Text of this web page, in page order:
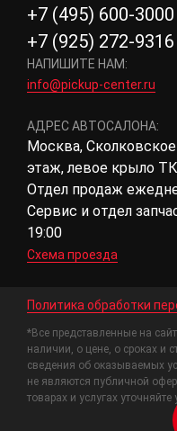
+7 (495) 600-3000
+7 (925) 272-9316
НАПИШИТЕ НАМ:
info@pickup-center.ru
АДРЕС АВТОСАЛОНА:
Москва,
этаж, левое крыло
Отдел продаж
Сервис и отдел
19:00
Схема проезда
Политика обработки
*Все представленные на
наличии, о цене, о сроках и
сведения об оказываемых
не являются публичной
товарах и услугах